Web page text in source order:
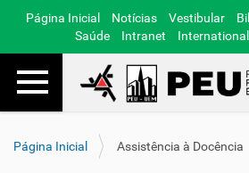
Página Inicial Notícias Vestibular
Saúde
Intranet International
Toggle navigation
Página Inicial
Assistência à Docência